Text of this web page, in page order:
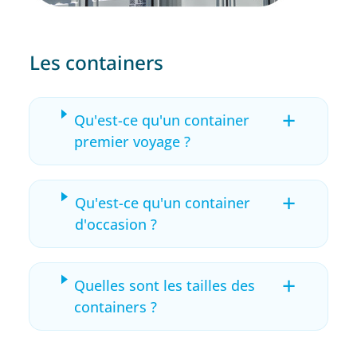
Les containers
Qu'est-ce qu'un container
premier voyage ?
+
Qu'est-ce qu'un container
d'occasion ?
+
Quelles sont les tailles des
containers ?
+